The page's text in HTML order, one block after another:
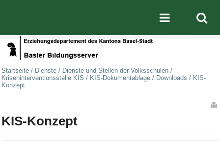
Mobile
Startseite / Dienste / Dienste und Stellen der Volksschulen /
Kriseninterventionsstelle KIS / KIS-Dokumentablage / Downloads / KIS-
Konzept
KIS-Konzept